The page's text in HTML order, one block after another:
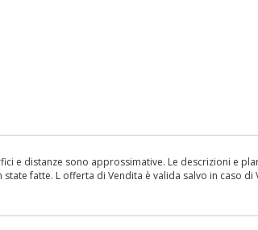
e distanze sono approssimative. Le descrizioni e
fatte. L offerta di Vendita è valida salvo in caso